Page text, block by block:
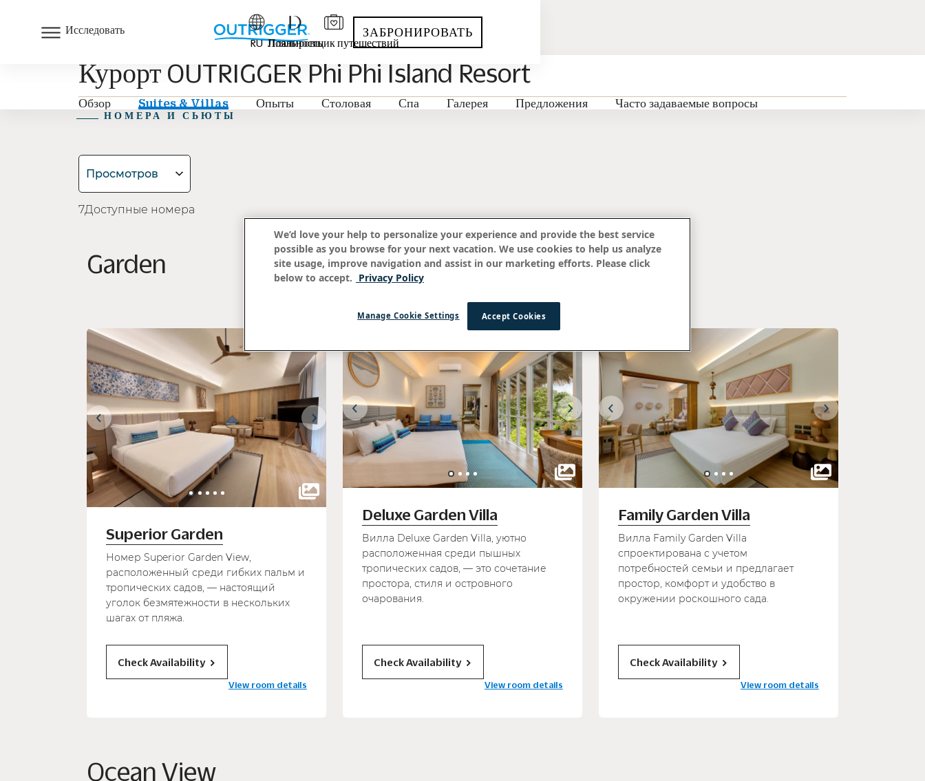
Исследовать
RU Лояльность
Планировщик путешествий
ЗАБРОНИРОВАТЬ
Курорт OUTRIGGER Phi Phi Island Resort
Обзор Suites & Villas Опыты Столовая Спа Галерея Предложения Часто задаваемые вопросы
НОМЕРА И СЬЮТЫ
Просмотров
7Доступные номера
Garden
Superior Garden
Номер Superior Garden View,
расположенный среди гибких пальм и
тропических садов, — настоящий
уголок безмятежности в нескольких
шагах от пляжа.
Check Availability
View room details
Deluxe Garden Villa
Вилла Deluxe Garden Villa, уютно
расположенная среди пышных
тропических садов, — это сочетание
простора, стиля и островного
очарования.
Check Availability
View room details
Family Garden Villa
Вилла Family Garden Villa
спроектирована с учетом
потребностей семьи и предлагает
простор, комфорт и удобство в
окружении роскошного сада.
Check Availability
View room details
Ocean View
We’d love your help to personalize your experience and provide the best service
possible as you browse for your next vacation. We use cookies to help us analyze
site usage, improve navigation and assist in our marketing efforts. Please click
below to accept. Privacy Policy
Accept Cookies
Manage Cookie Settings